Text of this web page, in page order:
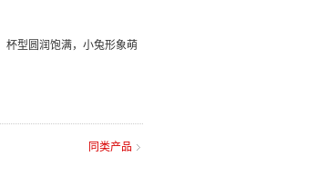
杯型圆润饱满，小兔形象萌
同类产品